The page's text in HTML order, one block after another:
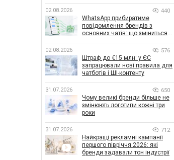
02.08.2026 440
WhatsApp прибиратиме
повідомлення брендів з
основних чатів: що зміниться
02.08.2026 576
Штраф до €15 млн: у ЄС
запрацювали нові правила для
чатботів і ШІ-контенту
31.07.2026 650
Чому великі бренди більше не
змінюють логотипи кожні три
роки
31.07.2026 712
Найкращі рекламні кампанії
першого півріччя 2026: які
бренди задавали тон індустрії